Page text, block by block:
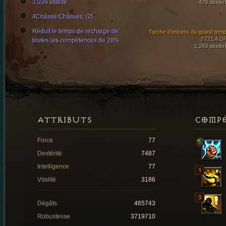
479
Torche d’encens du grand
3 721,4
1,243
3,039 vitalité
4Châsse:Châsses; (2)
Réduit le temps de recharge de
toutes les compétences de 28%
ATTRIBUTS
Force
77
Dextérité
7487
Intelligence
77
Vitalité
3186
Dégâts
465743
Robustesse
3719710